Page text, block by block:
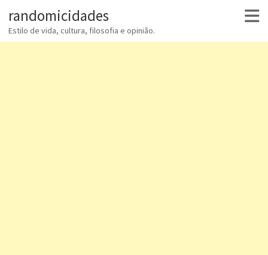
randomicidades
Estilo de vida, cultura, filosofia e opinião.